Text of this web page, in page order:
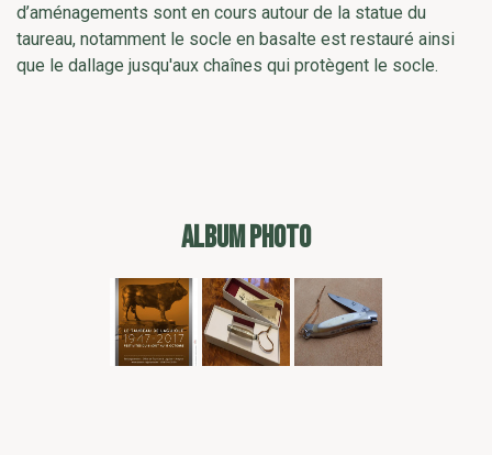
d’aménagements sont en cours autour de la statue du
taureau, notamment le socle en basalte est restauré ainsi
que le dallage jusqu'aux chaînes qui protègent le socle.
ALBUM PHOTO